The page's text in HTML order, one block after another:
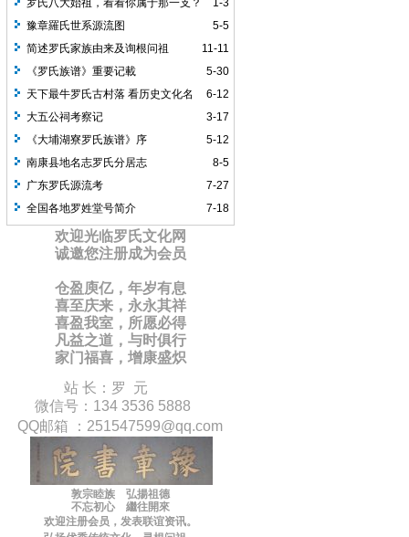
1-3
罗氏八大始祖，看看你属于那一支？
5-5
豫章羅氏世系源流图
11-11
简述罗氏家族由来及询根问祖
5-30
《罗氏族谱》重要记載
6-12
天下最牛罗氏古村落 看历史文化名
人就让你震惊
3-17
大五公祠考察记
5-12
《大埔湖寮罗氏族谱》序
8-5
南康县地名志罗氏分居志
7-27
广东罗氏源流考
7-18
全国各地罗姓堂号简介
欢迎光临罗氏文化网
诚邀您注册成为会员
仓盈庾亿，年岁有息
喜至庆来，永永其祥
喜盈我室，所愿必得
凡益之道，与时俱行
家门福喜，增康盛炽
站 长：罗 元
微信号：134 3536 5888
QQ邮箱 ： 251547599@qq.com
敦宗睦族 弘揚祖德
不忘初心 繼往開來
欢迎注册会员， 发表联谊资讯。